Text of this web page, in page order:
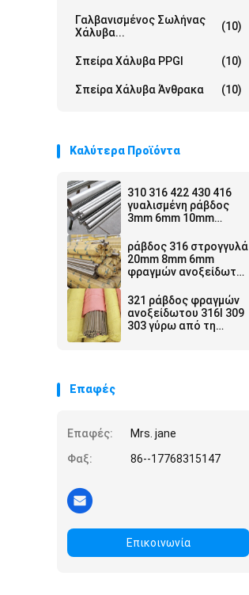
Γαλβανισμένος Σωλήνας
Χάλυβα...
(10)
Σπείρα Χάλυβα PPGI (10)
Σπείρα Χάλυβα Άνθρακα (10)
Καλύτερα Προϊόντα
310 316 422 430 416
γυαλισμένη ράβδος
3mm 6mm 10mm
ράβδος 316 στρογγυλά
20mm 8mm 6mm
φραγμών ανοξείδωτου
SS χιλ.
321 ράβδος φραγμών
ανοξείδωτου 316l 309
303 γύρω από τη
Επαφές
Επαφές:
Mrs. jane
Φαξ:
86--17768315147
Επικοινωνία